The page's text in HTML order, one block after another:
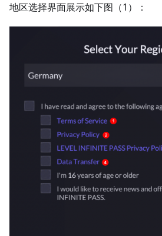
地区选择界面展示如下图（1）：